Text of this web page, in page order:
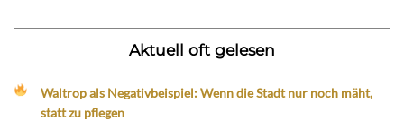
Aktuell oft gelesen
Waltrop als Negativbeispiel: Wenn die Stadt nur noch mäht,
statt zu pflegen